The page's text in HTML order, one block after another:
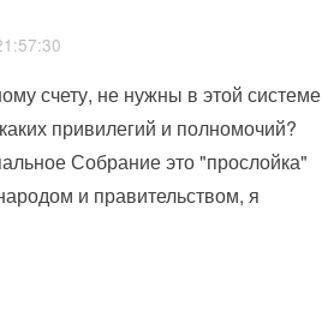
счету, не нужны в этой
привилегий и полномочий?
Собрание это "прослойка"
и правительством, я